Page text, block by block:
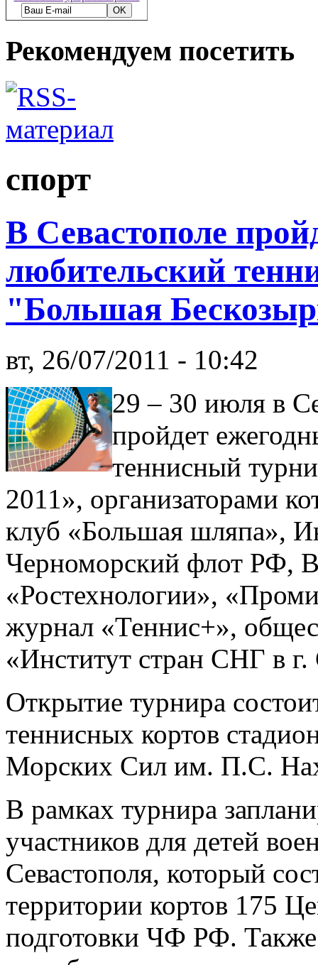
Рекомендуем посетить
спорт
В Севастополе
любительский
"Большая
вт, 26/07/2011 - 10:42
29 – 30 июля в
пройдет
теннисный
2011», организаторами
клуб «Большая шляпа»,
Черноморский флот
«Ростехнологии»,
журнал «Теннис+»,
«Институт стран СНГ в г.
Открытие турнира
теннисных кортов
Морских Сил им. П.С.
В рамках турнира
участников для детей
Севастополя, который
территории кортов 175
подготовки ЧФ РФ. Также